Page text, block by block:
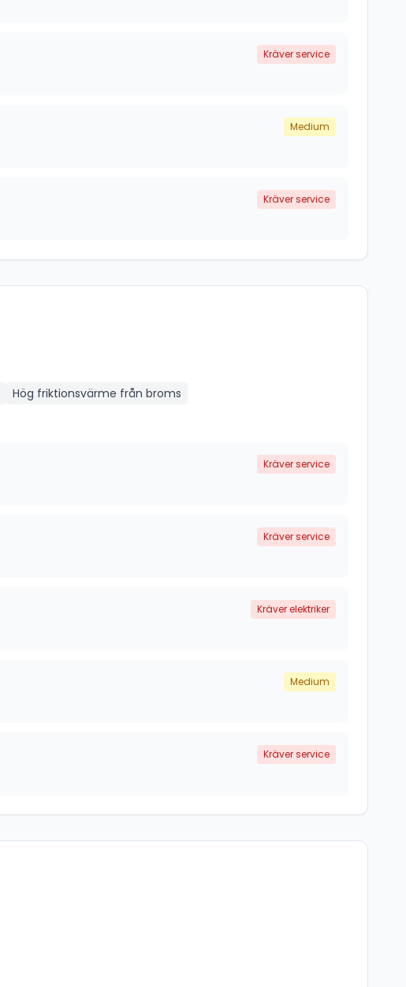
Kräver service
Medium
Kräver service
Hög friktionsvärme från broms
Kräver service
Kräver service
Kräver elektriker
Medium
Kräver service